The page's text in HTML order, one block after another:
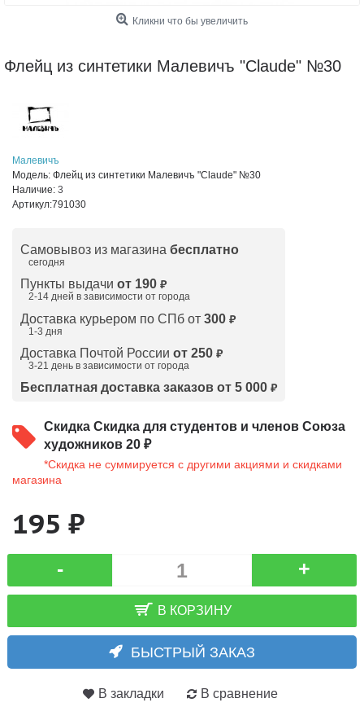
Кликни что бы увеличить
Флейц из синтетики Малевичъ "Claude" №30
Малевичъ
Модель: Флейц из синтетики Малевичъ "Claude" №30
Наличие: 3
Артикул:791030
Самовывоз из магазина бесплатно
сегодня
Пункты выдачи от 190 ₽
2-14 дней в зависимости от города
Доставка курьером по СПб от 300 ₽
1-3 дня
Доставка Почтой России от 250 ₽
3-21 день в зависимости от города
Бесплатная доставка заказов от 5 000 ₽
Скидка Скидка для студентов и членов Союза
художников 20 ₽
*Скидка не суммируется с другими акциями и скидками
магазина
195 ₽
- +
В КОРЗИНУ
БЫСТРЫЙ ЗАКАЗ
В закладки В сравнение